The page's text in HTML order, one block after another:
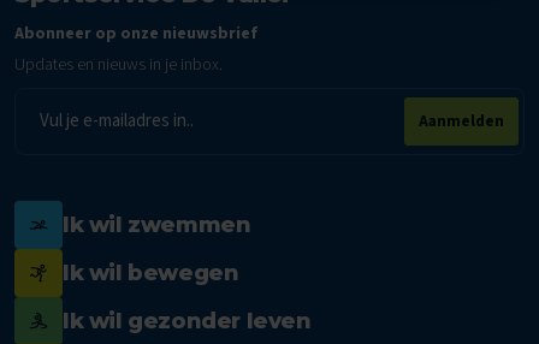
Abonneer op onze nieuwsbrief
Updates en nieuws in je inbox.
mailadres
Aanmelden
Ik wil zwemmen
Ik wil bewegen
Ik wil gezonder leven